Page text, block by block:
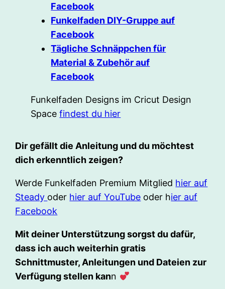
Facebook
Funkelfaden DIY-Gruppe auf
Facebook
Tägliche Schnäppchen für
Material & Zubehör auf
Facebook
Funkelfaden Designs im Cricut Design
Spacefindest du hier
Dir gefällt die Anleitung und du möchtest
dich erkenntlich zeigen?
Werde Funkelfaden Premium Mitglied hier auf
Steady oder hier auf YouTube oder hier auf
Facebook
Mit deiner Unterstützung sorgst du dafür,
dass ich auch weiterhin gratis
Schnittmuster, Anleitungen und Dateien zur
Verfügung stellen kann